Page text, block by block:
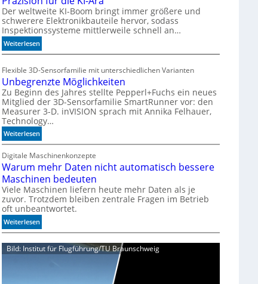
T
o
l
r
n
z
Der weltweite KI-Boom bringt immer größere und
schwerere Elektronikbauteile hervor, sodass
Inspektionssysteme mittlerweile schnell an…
Weiterlesen:
P
ä
z
i
s
i
o
n
ü
r
d
i
e
K
I
-
Ä
Flexible 3D-Sensorfamilie mit unterschiedlichen Varianten
Unbegrenzte Möglichkeiten
Zu Beginn des Jahres stellte Pepperl+Fuchs ein neues
Mitglied der 3D-Sensorfamilie SmartRunner vor: den
Measurer 3-D. inVISION sprach mit Annika Felhauer,
Technology…
Weiterlesen:
U
n
b
e
g
r
e
z
e
Digitale Maschinenkonzepte
Warum mehr Daten nicht automatisch bessere
Maschinen bedeuten
Viele Maschinen liefern heute mehr Daten als je
zuvor. Trotzdem bleiben zentrale Fragen im Betrieb
oft unbeantwortet.
Weiterlesen:
W
a
r
Bild: Institut für Flugführung/TU Braunschweig